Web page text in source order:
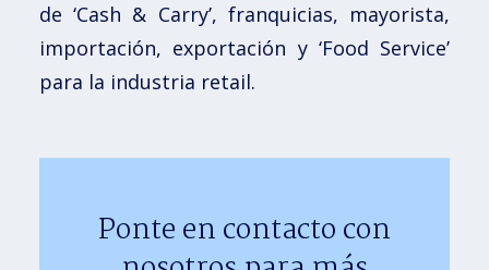
de ‘Cash & Carry’, franquicias, mayorista,
importación, exportación y ‘Food Service’
para la industria retail.
Ponte en contacto con